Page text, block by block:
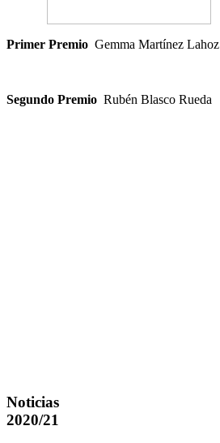
Primer Premio Gemma Martínez Lahoz
Segundo Premio Rubén Blasco Rueda
Noticias
2020/21